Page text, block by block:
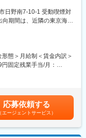
境汚染対策にも力を入れ
通じて、現場の安全性と
ては、酒井重工業様、日
界大手との連携も強みで
取扱う各種保険（損害保
だきます。
適な保険を提案・フォロ
・フォローが中心となり
談／ご提案
日野南7-10-1 受動喫煙対
期間は、近隣の東京海上
態＞月給制＜賃金内訳＞
固定残業手当/月：
■インセンティブ：有
）■モデル年収：・400万
年1回＋報奨金）・510
賞与年1回＋報奨金）賃
を通じて上下する可能性
応募依頼する
（エージェントサービス）